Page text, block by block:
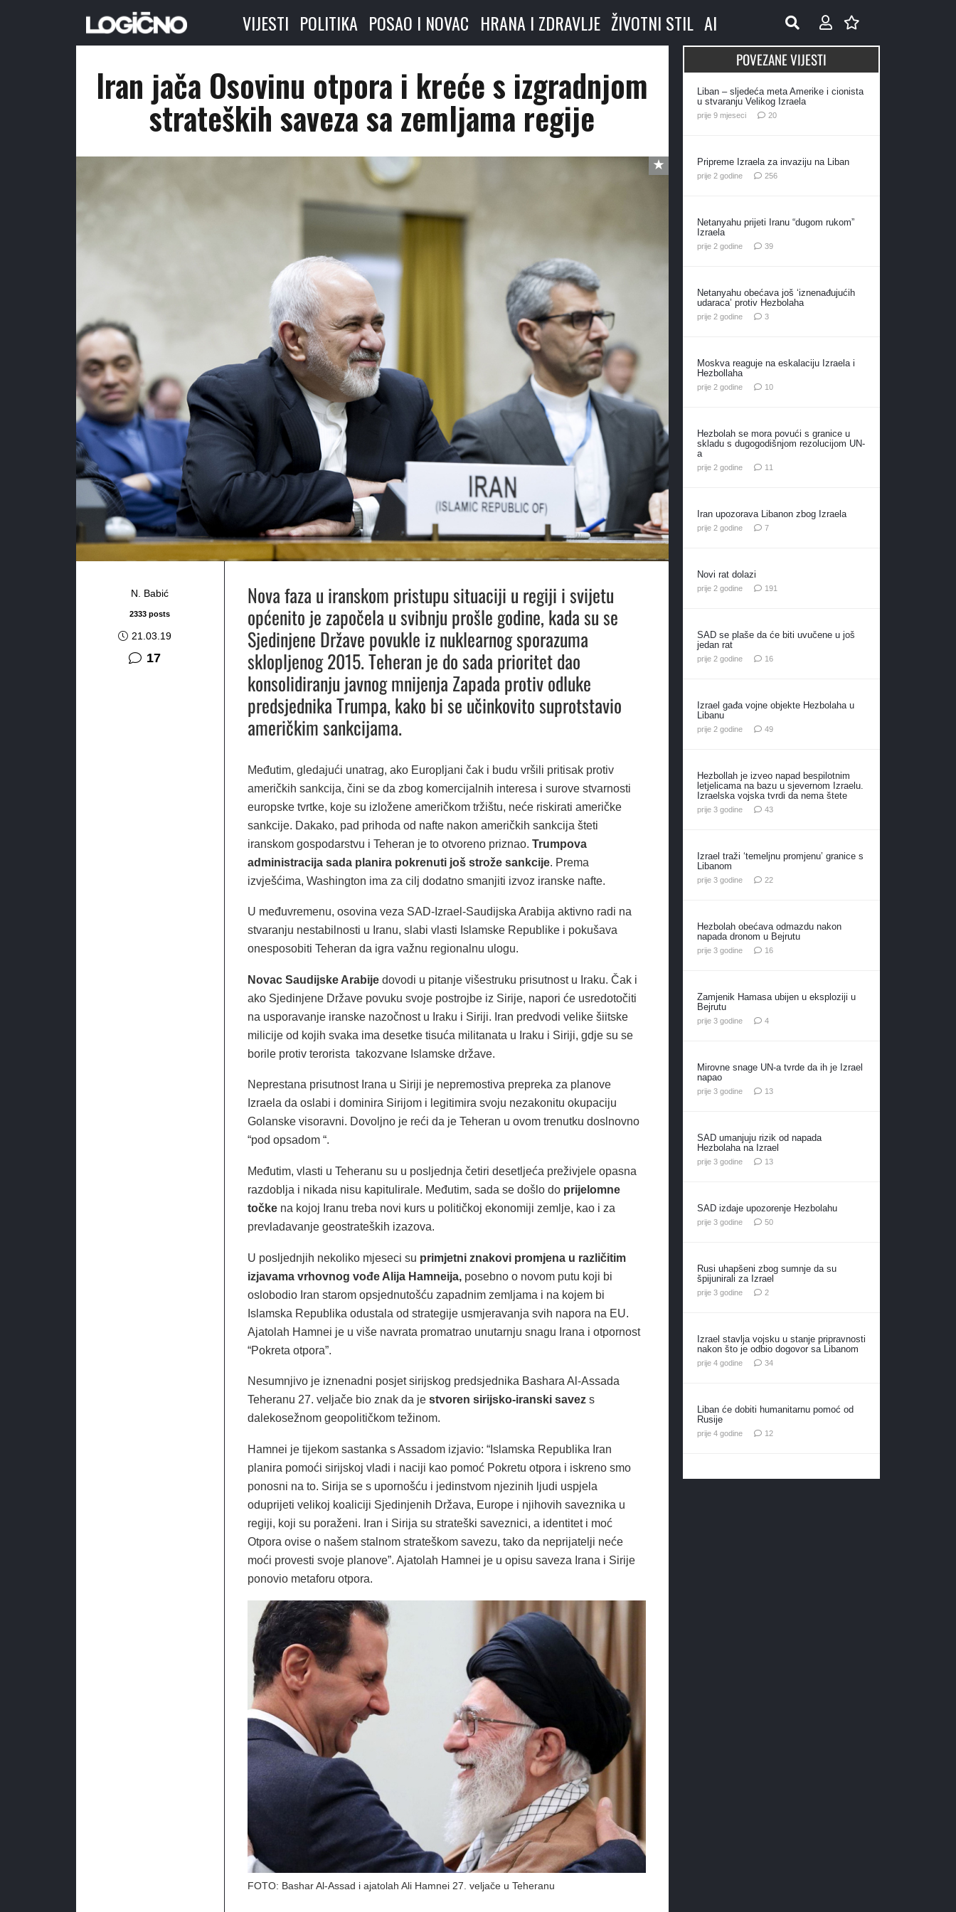
VIJESTI POLITIKA POSAO I NOVAC HRANA I ZDRAVLJE ŽIVOTNI STIL AI
Iran jača Osovinu otpora i kreće s izgradnjom
strateških saveza sa zemljama regije
N. Babić
2333 posts
21.03.19
17komentara
Nova faza u iranskom pristupu situaciji u regiji i svijetu
općenito je započela u svibnju prošle godine, kada su se
Sjedinjene Države povukle iz nuklearnog sporazuma
sklopljenog 2015. Teheran je do sada prioritet dao
konsolidiranju javnog mnijenja Zapada protiv odluke
predsjednika Trumpa, kako bi se učinkovito suprotstavio
američkim sankcijama.
Međutim, gledajući unatrag, ako Europljani čak i budu vršili pritisak protiv
američkih sankcija, čini se da zbog komercijalnih interesa i surove stvarnosti
europske tvrtke, koje su izložene američkom tržištu, neće riskirati američke
sankcije. Dakako, pad prihoda od nafte nakon američkih sankcija šteti
iranskom gospodarstvu i Teheran je to otvoreno priznao. Trumpova
administracija sada planira pokrenuti još strože sankcije. Prema
izvješćima, Washington ima za cilj dodatno smanjiti izvoz iranske nafte.
U međuvremenu, osovina veza SAD-Izrael-Saudijska Arabija aktivno radi na
stvaranju nestabilnosti u Iranu, slabi vlasti Islamske Republike i pokušava
onesposobiti Teheran da igra važnu regionalnu ulogu.
Novac Saudijske Arabijedovodi u pitanje višestruku prisutnost u Iraku. Čak i
ako Sjedinjene Države povuku svoje postrojbe iz Sirije, napori će usredotočiti
na usporavanje iranske nazočnost u Iraku i Siriji. Iran predvodi velike šiitske
milicije od kojih svaka ima desetke tisuća militanata u Iraku i Siriji, gdje su se
borile protiv terorista takozvane Islamske države.
Neprestana prisutnost Irana u Siriji je nepremostiva prepreka za planove
Izraela da oslabi i dominira Sirijom i legitimira svoju nezakonitu okupaciju
Golanske visoravni. Dovoljno je reći da je Teheran u ovom trenutku doslnovno
“pod opsadom “.
Međutim, vlasti u Teheranu su u posljednja četiri desetljeća preživjele opasna
razdoblja i nikada nisu kapitulirale. Međutim, sada se došlo do prijelomne
točkena kojoj Iranu treba novi kurs u političkoj ekonomiji zemlje, kao i za
prevladavanje geostrateških izazova.
U posljednjih nekoliko mjeseci su primjetni znakovi promjena u različitim
izjavama vrhovnog vođe Alija Hamneija,posebno o novom putu koji bi
oslobodio Iran starom opsjednutošću zapadnim zemljama i na kojem bi
Islamska Republika odustala od strategije usmjeravanja svih napora na EU.
Ajatolah Hamnei je u više navrata promatrao unutarnju snagu Irana i otpornost
“Pokreta otpora”.
Nesumnjivo je iznenadni posjet sirijskog predsjednika Bashara Al-Assada
Teheranu 27. veljače bio znak da je stvoren sirijsko-iranski savezs
dalekosežnom geopolitičkom težinom.
Hamnei je tijekom sastanka s Assadom izjavio: “Islamska Republika Iran
planira pomoći sirijskoj vladi i naciji kao pomoć Pokretu otpora i iskreno smo
ponosni na to. Sirija se s upornošću i jedinstvom njezinih ljudi uspjela
oduprijeti velikoj koaliciji Sjedinjenih Država, Europe i njihovih saveznika u
regiji, koji su poraženi. Iran i Sirija su strateški saveznici, a identitet i moć
Otpora ovise o našem stalnom strateškom savezu, tako da neprijatelji neće
moći provesti svoje planove”. Ajatolah Hamnei je u opisu saveza Irana i Sirije
ponovio metaforu otpora.
FOTO: Bashar Al-Assad i ajatolah Ali Hamnei 27. veljače u Teheranu
POVEZANE VIJESTI
Liban – sljedeća meta Amerike i cionista
u stvaranju Velikog Izraela
prije 9 mjeseci 20komentara
Pripreme Izraela za invaziju na Liban
prije 2 godine 256komentara
Netanyahu prijeti Iranu “dugom rukom”
Izraela
prije 2 godine 39komentara
Netanyahu obećava još ‘iznenađujućih
udaraca’ protiv Hezbolaha
prije 2 godine 3komentara
Moskva reaguje na eskalaciju Izraela i
Hezbollaha
prije 2 godine 10komentara
Hezbolah se mora povući s granice u
skladu s dugogodišnjom rezolucijom UN-
a
prije 2 godine 11
Iran upozorava Libanon zbog Izraela
prije 2 godine 7komentara
Novi rat dolazi
prije 2 godine 191
SAD se plaše da će biti uvučene u još
jedan rat
prije 2 godine 16komentara
Izrael gađa vojne objekte Hezbolaha u
Libanu
prije 2 godine 49komentara
Hezbollah je izveo napad bespilotnim
letjelicama na bazu u sjevernom Izraelu.
Izraelska vojska tvrdi da nema štete
prije 3 godine 43komentara
Izrael traži ‘temeljnu promjenu’ granice s
Libanom
prije 3 godine 22komentara
Hezbolah obećava odmazdu nakon
napada dronom u Bejrutu
prije 3 godine 16komentara
Zamjenik Hamasa ubijen u eksploziji u
Bejrutu
prije 3 godine 4komentara
Mirovne snage UN-a tvrde da ih je Izrael
napao
prije 3 godine 13komentara
SAD umanjuju rizik od napada
Hezbolaha na Izrael
prije 3 godine 13komentara
SAD izdaje upozorenje Hezbolahu
prije 3 godine 50komentara
Rusi uhapšeni zbog sumnje da su
špijunirali za Izrael
prije 3 godine 2komentara
Izrael stavlja vojsku u stanje pripravnosti
nakon što je odbio dogovor sa Libanom
prije 4 godine 34komentara
Liban će dobiti humanitarnu pomoć od
Rusije
prije 4 godine 12komentara